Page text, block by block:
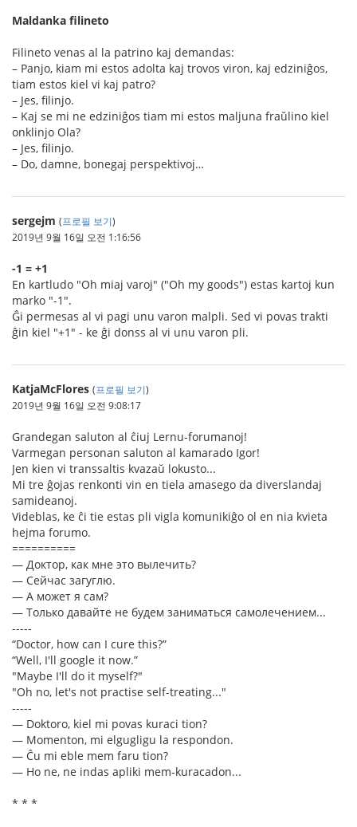
Maldanka filineto
Filineto venas al la patrino kaj demandas:
– Panjo, kiam mi estos adolta kaj trovos viron, kaj edziniĝos,
tiam estos kiel vi kaj patro?
– Jes, filinjo.
– Kaj se mi ne edziniĝos tiam mi estos maljuna fraŭlino kiel
onklinjo Ola?
– Jes, filinjo.
– Do, damne, bonegaj perspektivoj…
sergejm (프로필 보기)
2019년 9월 16일 오전 1:16:56
-1 = +1
En kartludo "Oh miaj varoj" ("Oh my goods") estas kartoj kun
marko "-1".
Ĝi permesas al vi pagi unu varon malpli. Sed vi povas trakti
ĝin kiel "+1" - ke ĝi donss al vi unu varon pli.
KatjaMcFlores (프로필 보기)
2019년 9월 16일 오전 9:08:17
Grandegan saluton al ĉiuj Lernu-forumanoj!
Varmegan personan saluton al kamarado Igor!
Jen kien vi transsaltis kvazaŭ lokusto...
Mi tre ĝojas renkonti vin en tiela amasego da diverslandaj
samideanoj.
Videblas, ke ĉi tie estas pli vigla komunikiĝo ol en nia kvieta
hejma forumo.
==========
— Доктор, как мне это вылечить?
— Сейчас загуглю.
— А может я сам?
— Только давайте не будем заниматься самолечением...
-----
“Doctor, how can I cure this?”
“Well, I'll google it now.”
"Maybe I'll do it myself?"
"Oh no, let's not practise self-treating..."
-----
— Doktoro, kiel mi povas kuraci tion?
— Momenton, mi elgugligu la respondon.
— Ĉu mi eble mem faru tion?
— Ho ne, ne indas apliki mem-kuracadon...
* * *